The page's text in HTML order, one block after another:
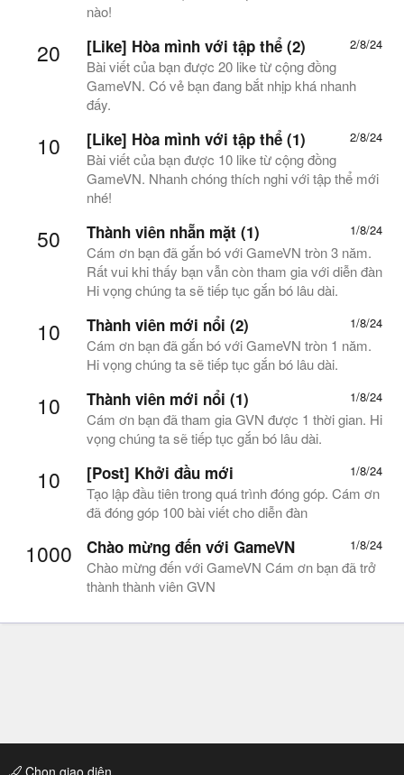
nào!
20 2/8/24
[Like] Hòa mình với tập thể (2)
Bài viết của bạn được 20 like từ cộng đồng
GameVN. Có vẻ bạn đang bắt nhịp khá nhanh
đấy.
10 2/8/24
[Like] Hòa mình với tập thể (1)
Bài viết của bạn được 10 like từ cộng đồng
GameVN. Nhanh chóng thích nghi với tập thể mới
nhé!
50 1/8/24
Thành viên nhẵn mặt (1)
Cám ơn bạn đã gắn bó với GameVN tròn 3 năm.
Rất vui khi thấy bạn vẫn còn tham gia với diễn đàn
Hi vọng chúng ta sẽ tiếp tục gắn bó lâu dài.
10 1/8/24
Thành viên mới nổi (2)
Cám ơn bạn đã gắn bó với GameVN tròn 1 năm.
Hi vọng chúng ta sẽ tiếp tục gắn bó lâu dài.
10 1/8/24
Thành viên mới nổi (1)
Cám ơn bạn đã tham gia GVN được 1 thời gian. Hi
vọng chúng ta sẽ tiếp tục gắn bó lâu dài.
10 1/8/24
[Post] Khởi đầu mới
Tạo lập đầu tiên trong quá trình đóng góp. Cám ơn
đã đóng góp 100 bài viết cho diễn đàn
1000 1/8/24
Chào mừng đến với GameVN
Chào mừng đến với GameVN Cám ơn bạn đã trở
thành thành viên GVN
Chọn giao diện